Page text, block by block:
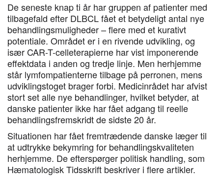
De seneste knap ti år har gruppen af patienter med
tilbagefald efter DLBCL fået et betydeligt antal nye
behandlingsmuligheder – flere med et kurativt
potentiale. Området er i en rivende udvikling, og
især CAR-T-celleterapierne har vist imponerende
effektdata i anden og tredje linje. Men herhjemme
står lymfompatienterne tilbage på perronen, mens
udviklingstoget brager forbi. Medicinrådet har afvist
stort set alle nye behandlinger, hvilket betyder, at
danske patienter ikke har fået adgang til reelle
behandlingsfremskridt de sidste 20 år.
Situationen har fået fremtrædende danske læger til
at udtrykke bekymring for behandlingskvaliteten
herhjemme. De efterspørger politisk handling, som
Hæmatologisk Tidsskrift beskriver i flere artikler.